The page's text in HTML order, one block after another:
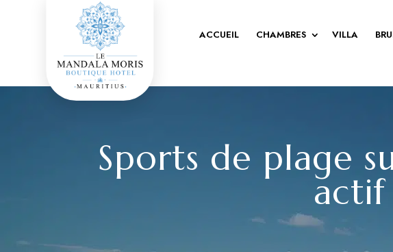
ACCUEIL CHAMBRES VILLA
Sports de plage
actif